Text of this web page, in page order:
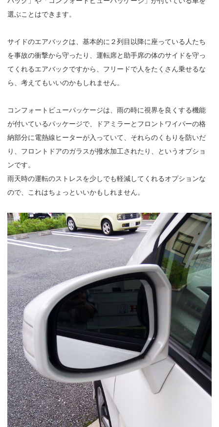
選ぶことはできます。
サイドのエアバックは、基本的に２列目以降に座っている人たち
を事故の衝撃から守ったり、運転席と助手席の体のサイドを守っ
てくれるエアバックですから、フリードで人をたくさん乗せるな
ら、考えてもいいのかもしれません。
コンフォートビューパッケージは、雨の時に視界を良くする機能
が付いているパッケージで、ドアミラーとフロントワイパーの格
納部分に電熱線ヒーターが入っていて、それらのくもりを防いだ
り、フロントドアのガラスが撥水加工されたり、というオプショ
ンです。
雨天時の運転のストレスを少しでも軽減してくれるオプションな
ので、これはちょっといいかもしれません。